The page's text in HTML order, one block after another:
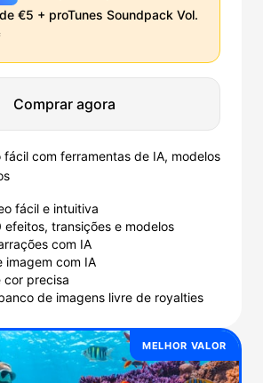
€5 + proTunes Soundpack Vol.
Comprar agora
fácil com ferramentas de IA, modelos
fácil e intuitiva
efeitos, transições e modelos
com IA
imagem com IA
cor precisa
de imagens livre de royalties
MELHOR VALOR